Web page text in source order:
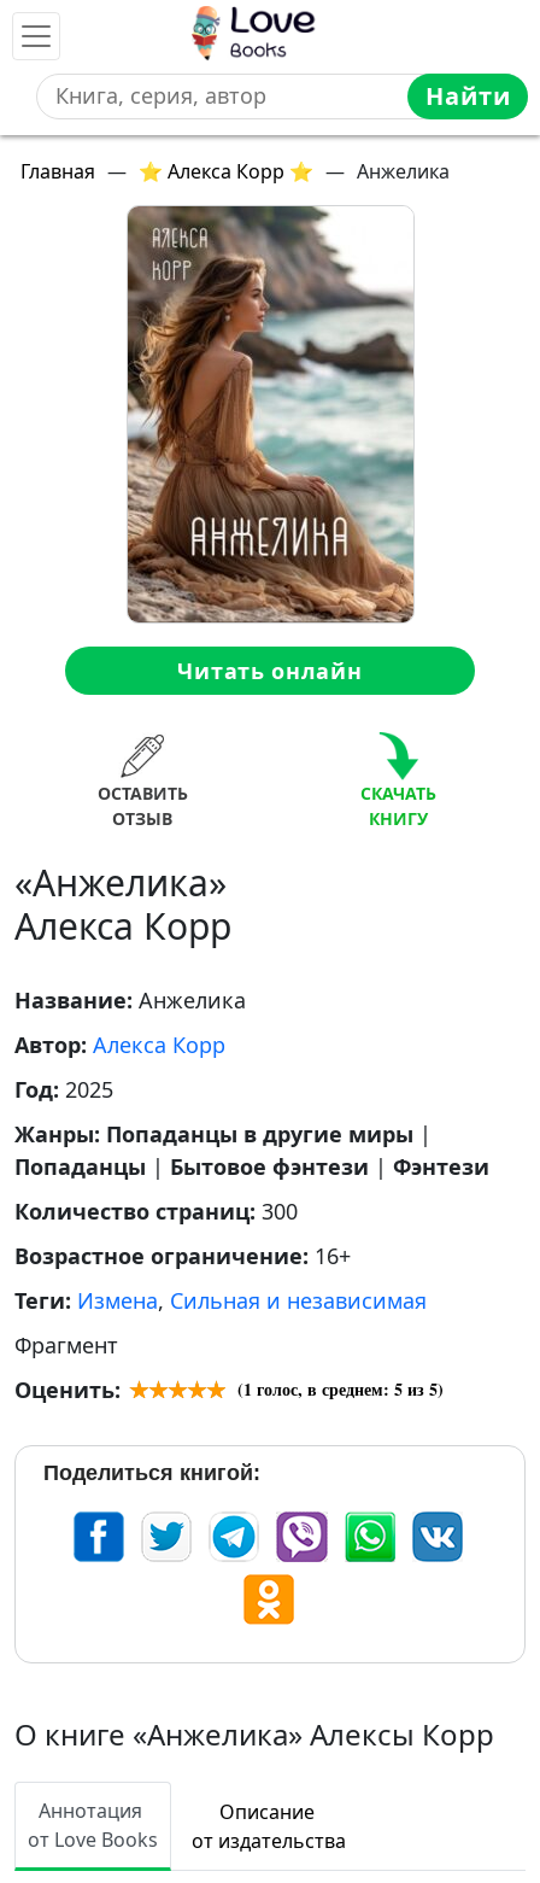
Найти
Главная — ⭐ Алекса Корр ⭐ — Анжелика
Читать онлайн
ОСТАВИТЬ
ОТЗЫВ
СКАЧАТЬ
КНИГУ
«Анжелика»
Алекса Корр
Название: Анжелика
Автор: Алекса Корр
Год: 2025
Жанры: Попаданцы в другие миры |
Попаданцы | Бытовое фэнтези | Фэнтези
Количество страниц: 300
Возрастное ограничение: 16+
Теги: Измена, Сильная и независимая
Фрагмент
Оценить:
(1 голос, в среднем: 5из 5)
Поделиться книгой:
О книге «Анжелика» Алексы Корр
Аннотация
от Love Books
Описание
от издательства